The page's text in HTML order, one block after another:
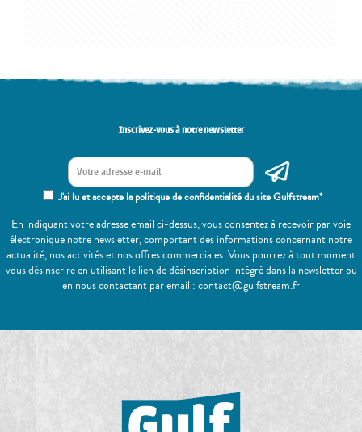
Inscrivez-vous à notre newsletter
J'ai lu et accepte la politique de confidentialité du site Gulfstream*
En indiquant votre adresse email ci-dessus, vous consentez à recevoir par voie
électronique notre newsletter, comportant des informations concernant notre
actualité, nos activités et nos offres commerciales. Vous pourrez à tout moment
vous désinscrire en utilisant le lien de désinscription intégré dans la newsletter ou
en nous contactant par email : contact@gulfstream.fr